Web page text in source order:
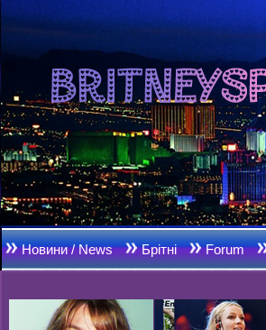
Новини / News Брітні Forum